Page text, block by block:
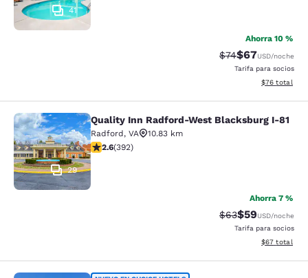
41
Ahorra 10 %
Tarifa tachada:
$74Tarifa
$67USD/noche
Tarifa para socios
Ver detalles
$76 total
Quality Inn Radford-West
29
Quality Inn Radford-West Blacksburg I-81
Radford, VA
10.83 km
Calificación de 2.63 estrellas. Razonable. 392 reseñas
2.6(392)
Ahorra 7 %
Tarifa tachada:
$63Tarifa
$59USD/noche
Tarifa para socios
Ver detalles
$67 total